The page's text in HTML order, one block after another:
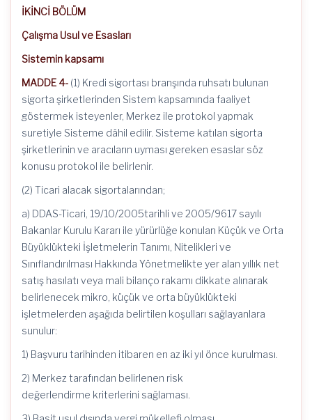
İKİNCİ BÖLÜM
Çalışma Usul ve Esasları
Sistemin kapsamı
MADDE 4- (1) Kredi sigortası branşında ruhsatı bulunan
sigorta şirketlerinden Sistem kapsamında faaliyet
göstermek isteyenler, Merkez ile protokol yapmak
suretiyle Sisteme dâhil edilir. Sisteme katılan sigorta
şirketlerinin ve aracıların uyması gereken esaslar söz
konusu protokol ile belirlenir.
(2) Ticari alacak sigortalarından;
a) DDAS-Ticari, 19/10/2005tarihli ve 2005/9617 sayılı
Bakanlar Kurulu Kararı ile yürürlüğe konulan Küçük ve Orta
Büyüklükteki İşletmelerin Tanımı, Nitelikleri ve
Sınıflandırılması Hakkında Yönetmelikte yer alan yıllık net
satış hasılatı veya mali bilanço rakamı dikkate alınarak
belirlenecek mikro, küçük ve orta büyüklükteki
işletmelerden aşağıda belirtilen koşulları sağlayanlara
sunulur:
1) Başvuru tarihinden itibaren en az iki yıl önce kurulması.
2) Merkez tarafından belirlenen risk
değerlendirme kriterlerini sağlaması.